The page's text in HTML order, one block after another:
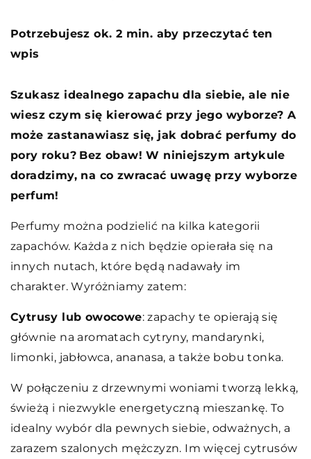
Potrzebujesz ok. 2 min. aby przeczytać ten
wpis
Szukasz idealnego zapachu dla siebie, ale nie
wiesz czym się kierować przy jego wyborze? A
może zastanawiasz się, jak dobrać perfumy do
pory roku? Bez obaw! W niniejszym artykule
doradzimy, na co zwracać uwagę przy wyborze
perfum!
Perfumy można podzielić na kilka kategorii
zapachów. Każda z nich będzie opierała się na
innych nutach, które będą nadawały im
charakter. Wyróżniamy zatem:
Cytrusy lub owocowe: zapachy te opierają się
głównie na aromatach cytryny, mandarynki,
limonki, jabłowca, ananasa, a także bobu tonka.
W połączeniu z drzewnymi woniami tworzą lekką,
świeżą i niezwykle energetyczną mieszankę. To
idealny wybór dla pewnych siebie, odważnych, a
zarazem szalonych mężczyzn. Im więcej cytrusów